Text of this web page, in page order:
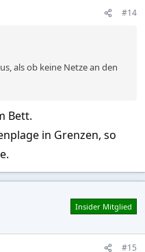
#14
als ob keine Netze an den
Bett.
in Grenzen, so
Insider Mitglied
#15